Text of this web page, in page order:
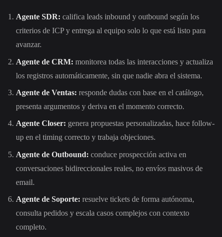
Agente SDR: califica leads inbound y outbound según los
criterios de ICP y entrega al equipo solo lo que está listo para
avanzar.
Agente de CRM: monitorea todas las interacciones y actualiza
los registros automáticamente, sin que nadie abra el sistema.
Agente de Ventas: responde dudas con base en el catálogo,
presenta argumentos y deriva en el momento correcto.
Agente Closer: genera propuestas personalizadas, hace follow-
up en el timing correcto y trabaja objeciones.
Agente de Outbound: conduce prospección activa en
conversaciones bidireccionales reales, no envíos masivos de
email.
Agente de Soporte: resuelve tickets de forma autónoma,
consulta pedidos y escala casos complejos con contexto
completo.